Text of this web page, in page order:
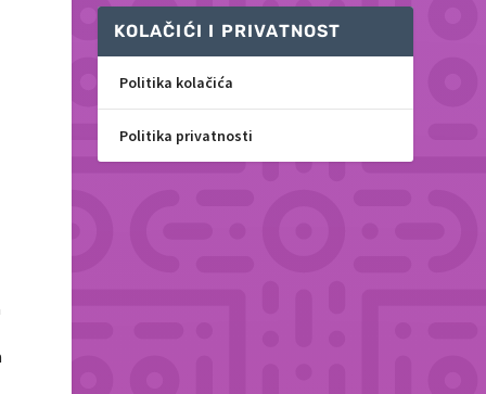
KOLAČIĆI I PRIVATNOST
Politika kolačića
Politika privatnosti